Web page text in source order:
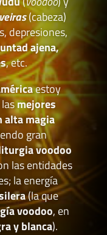
(cabeza)
depresiones,
ajena,
, etc.
estoy
lasmejores
magia
gran
voodoo
las entidades
la energía
(la que
voodoo, en
y blanca).